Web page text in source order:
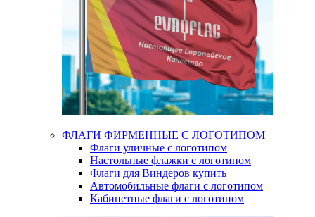
ФЛАГИ ФИРМЕННЫЕ С ЛОГОТИПОМ
Флаги уличные с логотипом
Настольные флажки с логотипом
Флаги для Виндеров купить
Автомобильные флаги с логотипом
Кабинетные флаги с логотипом